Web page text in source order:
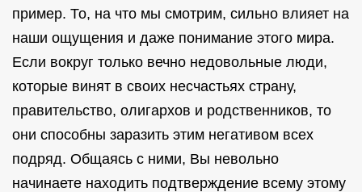
пример. То, на что мы смотрим, сильно влияет на
наши ощущения и даже понимание этого мира.
Если вокруг только вечно недовольные люди,
которые винят в своих несчастьях страну,
правительство, олигархов и родственников, то
они способны заразить этим негативом всех
подряд. Общаясь с ними, Вы невольно
начинаете находить подтверждение всему этому